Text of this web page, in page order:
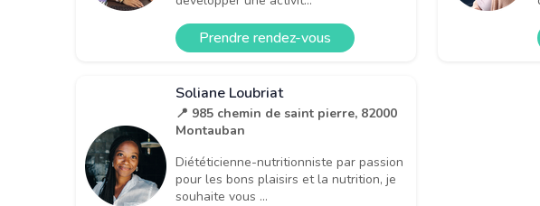
Prendre rendez-vous
Soliane Loubriat
📍 985 chemin de saint pierre, 82000
Montauban
Diététicienne-nutritionniste par passion
pour les bons plaisirs et la nutrition, je
souhaite vous ...